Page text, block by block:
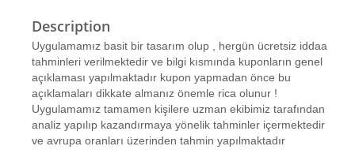
Description
Uygulamamız basit bir tasarım olup , hergün ücretsiz iddaa
tahminleri verilmektedir ve bilgi kısmında kuponların genel
açıklaması yapılmaktadır kupon yapmadan önce bu
açıklamaları dikkate almanız önemle rica olunur !
Uygulamamız tamamen kişilere uzman ekibimiz tarafından
analiz yapılıp kazandırmaya yönelik tahminler içermektedir
ve avrupa oranları üzerinden tahmin yapılmaktadır